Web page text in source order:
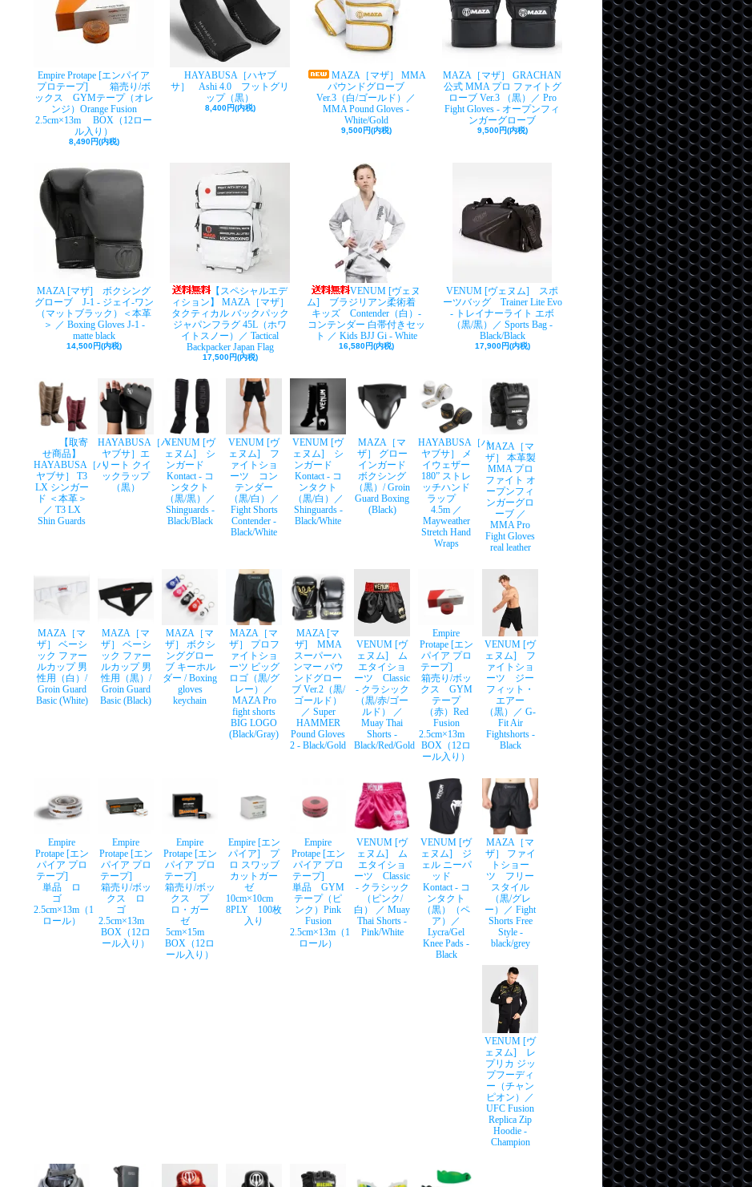
Empire Protape [エンパイア
プロテープ] 箱売り/ボ
ックス GYMテープ（オレ
ンジ）Orange Fusion
2.5cm×13m BOX（12ロー
ル入り）
8,490円(内税)
HAYABUSA［ハヤブ
サ］ Ashi 4.0 フットグリ
ップ（黒）
8,400円(内税)
MAZA［マザ］ MMA
パウンドグローブ
Ver.3（白/ゴールド）／
MMA Pound Gloves -
White/Gold
9,500円(内税)
MAZA［マザ］ GRACHAN
公式 MMA プロ ファイトグ
ローブ Ver.3 （黒）／ Pro
Fight Gloves - オープンフィ
ンガーグローブ
9,500円(内税)
MAZA [マザ] ボクシング
グローブ J-1 - ジェイ-ワン
（マットブラック）＜本革
＞ ／ Boxing Gloves J-1 -
matte black
14,500円(内税)
【スペシャルエデ
ィション】 MAZA［マザ］
タクティカル バックパック
ジャパンフラグ 45L（ホワ
イトスノー）／ Tactical
Backpacker Japan Flag
17,500円(内税)
VENUM [ヴェヌ
ム] ブラジリアン柔術着
キッズ Contender（白）-
コンテンダー 白帯付きセッ
ト ／ Kids BJJ Gi - White
16,580円(内税)
VENUM [ヴェヌム] スポ
ーツバッグ Trainer Lite Evo
- トレイナーライト エボ
（黒/黒）／ Sports Bag -
Black/Black
17,900円(内税)
【取寄
せ商品】
HAYABUSA［ハ
ヤブサ］ T3
LX シンガー
ド ＜本革＞
／ T3 LX
Shin Guards
HAYABUSA［ハ
ヤブサ］エ
リート クイ
ックラップ
（黒）
VENUM [ヴ
ェヌム] シ
ンガード
Kontact - コ
ンタクト
（黒/黒）／
Shinguards -
Black/Black
VENUM [ヴ
ェヌム] フ
ァイトショ
ーツ コン
テンダー
（黒/白）／
Fight Shorts
Contender -
Black/White
VENUM [ヴ
ェヌム] シ
ンガード
Kontact - コ
ンタクト
（黒/白）／
Shinguards -
Black/White
MAZA［マ
ザ］ グロー
インガード
ボクシング
（黒）/ Groin
Guard Boxing
(Black)
HAYABUSA［ハ
ヤブサ］ メ
イウェザー
180” ストレ
ッチハンド
ラップ
4.5m ／
Mayweather
Stretch Hand
Wraps
MAZA［マ
ザ］ 本革製
MMA プロ
ファイト オ
ープンフィ
ンガーグロ
ーブ ／
MMA Pro
Fight Gloves
real leather
MAZA［マ
ザ］ ベーシ
ック ファー
ルカップ 男
性用（白）/
Groin Guard
Basic (White)
MAZA［マ
ザ］ ベーシ
ック ファー
ルカップ 男
性用（黒）/
Groin Guard
Basic (Black)
MAZA［マ
ザ］ ボクシ
ンググロー
ブ キーホル
ダー / Boxing
gloves
keychain
MAZA［マ
ザ］ プロフ
ァイトショ
ーツ ビッグ
ロゴ（黒/グ
レー）／
MAZA Pro
fight shorts
BIG LOGO
(Black/Gray)
MAZA [マ
ザ] MMA
スーパーハ
ンマー パウ
ンドグロー
ブ Ver.2（黒/
ゴールド）
／ Super
HAMMER
Pound Gloves
2 - Black/Gold
VENUM [ヴ
ェヌム] ム
エタイショ
ーツ Classic
- クラシック
（黒/赤/ゴー
ルド） ／
Muay Thai
Shorts -
Black/Red/Gold
Empire
Protape [エン
パイア プロ
テープ]
箱売り/ボッ
クス GYM
テープ
（赤）Red
Fusion
2.5cm×13m
BOX（12ロ
ール入り）
VENUM [ヴ
ェヌム] フ
ァイトショ
ーツ ジー
フィット・
エアー
（黒）／ G-
Fit Air
Fightshorts -
Black
Empire
Protape [エン
パイア プロ
テープ]
単品 ロ
ゴ
2.5cm×13m（1
ロール）
Empire
Protape [エン
パイア プロ
テープ]
箱売り/ボッ
クス ロ
ゴ
2.5cm×13m
BOX（12ロ
ール入り）
Empire
Protape [エン
パイア プロ
テープ]
箱売り/ボッ
クス プ
ロ・ガー
ゼ
5cm×15m
BOX（12ロ
ール入り）
Empire [エン
パイア] プ
ロ スワッブ
カットガー
ゼ
10cm×10cm
8PLY 100枚
入り
Empire
Protape [エン
パイア プロ
テープ]
単品 GYM
テープ（ピ
ンク）Pink
Fusion
2.5cm×13m（1
ロール）
VENUM [ヴ
ェヌム] ム
エタイショ
ーツ Classic
- クラシック
（ピンク/
白） ／ Muay
Thai Shorts -
Pink/White
VENUM [ヴ
ェヌム] ジ
ェル ニーパ
ッド
Kontact - コ
ンタクト
（黒）（ペ
ア）／
Lycra/Gel
Knee Pads -
Black
MAZA［マ
ザ］ ファイ
トショー
ツ フリー
スタイル
（黒/グレ
ー）／ Fight
Shorts Free
Style -
black/grey
VENUM [ヴ
ェヌム] レ
プリカ ジッ
プフーディ
ー（チャン
ピオン）／
UFC Fusion
Replica Zip
Hoodie -
Champion